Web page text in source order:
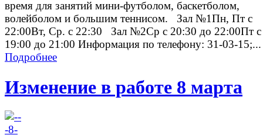
время для занятий мини-футболом, баскетболом,
волейболом и большим теннисом. Зал №1Пн, Пт с
22:00Вт, Ср. с 22:30 Зал №2Ср с 20:30 до 22:00Пт с
19:00 до 21:00 Информация по телефону: 31-03-15;...
Подробнее
Изменение в работе 8 марта